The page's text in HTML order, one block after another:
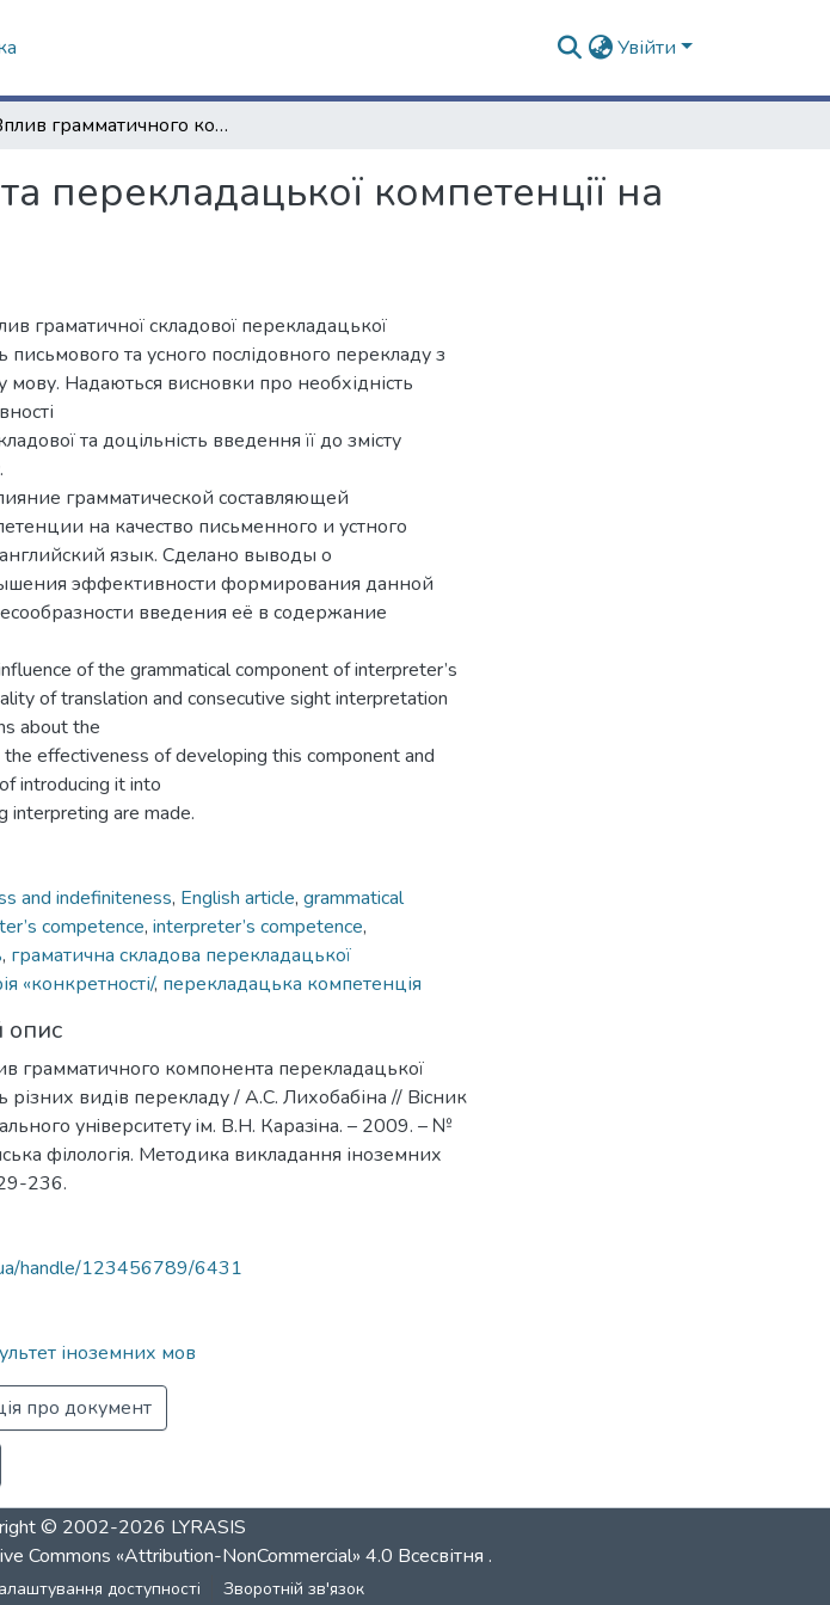
Увійти
Вплив грамматичного компонента перекладацької компетенції на якість різних видів перекладу
перекладацької компетенції на
граматичної складової перекладацької
письмового та усного послідовного перекладу з
мову. Надаються висновки про необхідність
та доцільність введення її до змісту
грамматической составляющей
на качество письменного и устного
язык. Сделано выводы о
эффективности формирования данной
введения её в содержание
of the grammatical component of interpreter’s
of translation and consecutive sight interpretation
about the
effectiveness of developing this component and
introducing it into
interpreting are made.
and indefiniteness, English article, grammatical
competence, interpreter’s competence,
, граматична складова перекладацької
«конкретності/, перекладацька компетенція
опис
грамматичного компонента перекладацької
різних видів перекладу / А.С. Лихобабіна // Вiсник
унiверситету iм. В.Н. Каразiна. – 2009. – №
філологія. Методика викладання іноземних
236.
handle/123456789/6431
іноземних мов
про документ
© 2002-2026 LYRASIS
Commons «Attribution-NonCommercial» 4.0 Всесвітня .
доступності Зворотній зв'язок